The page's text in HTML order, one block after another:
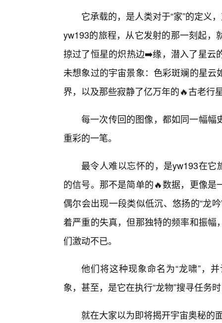
它承载的，是人类对于“家”的定义
yw193的旅程，从它发射的那一刻起，
掠过了恒星的炽热边➡️缘，潜入了星云
未想象过的宇宙景象：色彩斑斓的星
界，以及那些寂静了亿万年的🔥古老行
每一次传回的图像，都如同一幅幅
重彩的一笔。
最令人难以忘怀的，是yw193在它
的信号。那不是简单的🔥数据，更像
偶尔会出现一段类似低沉、悠扬的“龙
着严重的失真，但那独特的频率和振
们激动不已。
他们将这种现象命名为“龙啸”，
象，甚至，是它在执行“龙物”搜寻任务
就在大家以为即将揭开宇宙奥秘的